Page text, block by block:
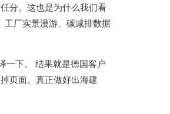
分。这也是为什么我们看
厂实景漫游、碳减排数据
一下。 结果就是德国客户
页面。真正做好出海建